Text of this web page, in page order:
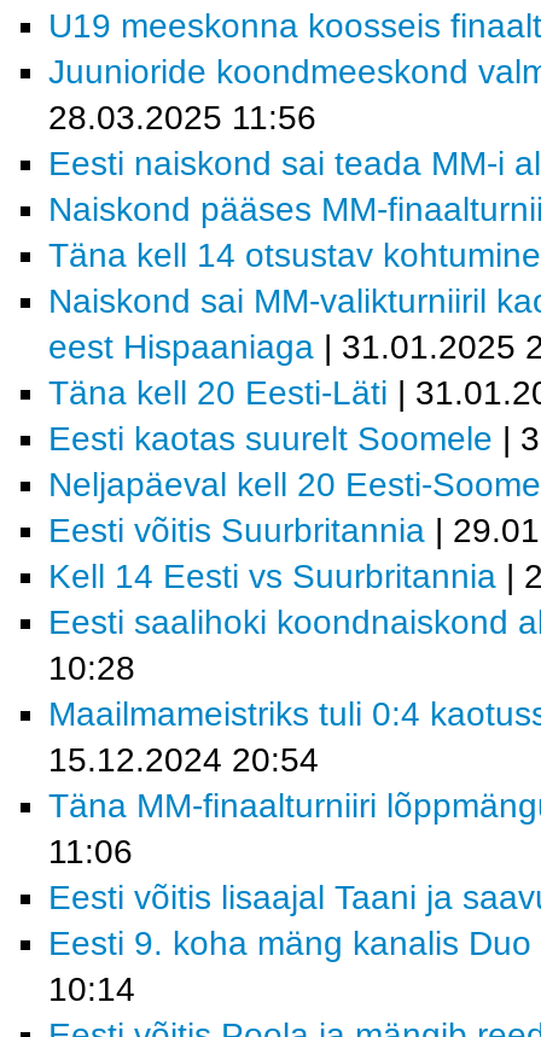
U19 meeskonna koosseis
Juunioride koondmeeskond
28.03.2025 11:56
Eesti naiskond sai teada MM-i
Naiskond pääses MM-
Täna kell 14 otsustav
Naiskond sai MM-valikturniiril
eest Hispaaniaga | 31.01.2025
Täna kell 20 Eesti-Läti |
Eesti kaotas suurelt Soomele |
Neljapäeval kell 20 Eesti-Soome
Eesti võitis Suurbritannia |
Kell 14 Eesti vs Suurbritannia |
Eesti saalihoki koondnaiskond
10:28
Maailmameistriks tuli 0:4
15.12.2024 20:54
Täna MM-finaalturniiri
11:06
Eesti võitis lisaajal Taani ja
Eesti 9. koha mäng kanalis
10:14